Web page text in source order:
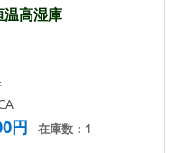
温高湿庫
円 在庫数：1